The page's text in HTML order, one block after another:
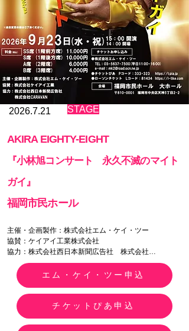
以下の内容を電話またはメールにてお知らせください
・公演場所
    ※福岡公演も同時発売のため、必ず福岡もしくは調
布公演かを明記してください。
    ※福岡公演と調布公演の両方を購入される場合はそ
の旨を明記してください。
・チケットの券種及び枚数
・お名前
・チケット郵送先住所
・ご連絡先（TEL/FAX/携帯電話番号）
郵送させていただきます。
ください
Ｐコード：３３３−３２４／セブン‐イレブン
③ローソンチケット
Ｌコード：７０５６２／ローソン https://l-tike.com
2026.7.21 ​STAGE
AKIRA EIGHTY-EIGHT
『小林旭コンサート 永久不滅のマイト
ガイ』
福岡市民ホール
主催・企画製作：株式会社エム・ケイ・ツー
協賛：ケイアイ工業株式会社
協力：株式会社西日本新聞広告社　株式会社
CARAVAN
AKIRA EIGHTY-EIGHT
『小林旭コンサート　永久不滅のマイトガイ』
【日程】
2026年9月23日(祝)
エム・ケイ・ツー申込
チケットぴあ申込